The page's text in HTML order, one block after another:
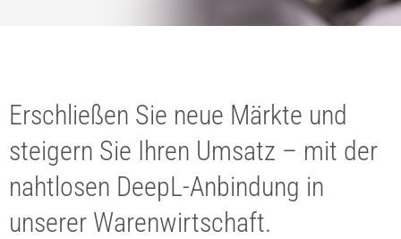
Erschließen Sie neue Märkte und
steigern Sie Ihren Umsatz – mit der
nahtlosen DeepL-Anbindung in
unserer Warenwirtschaft.